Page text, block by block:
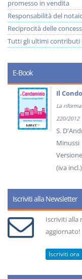
promesso in vendita
Responsabilità del
Reciprocità delle
Tutti gli ultimi contributi
E-Book
Il
La
220/2012
S.
Minussi
(iva incl.)
Iscriviti alla Newsletter
Iscriviti alla
aggiornato!
Iscriviti ora